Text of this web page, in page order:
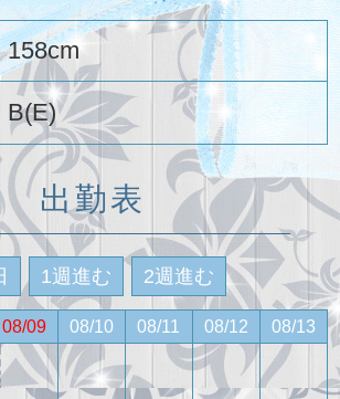
158cm
B(E)
出勤表
1週進む 2週進む
08/09 08/10 08/11 08/12 08/13